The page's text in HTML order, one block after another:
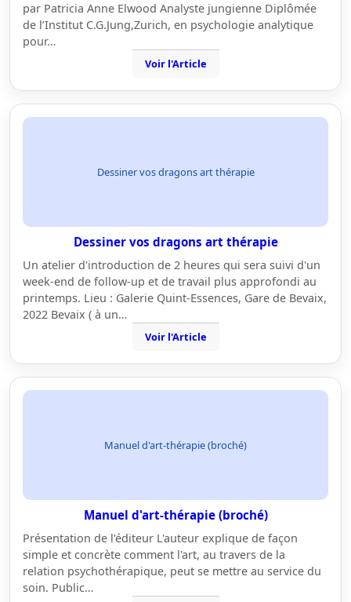
par Patricia Anne Elwood Analyste jungienne Diplômée
de l’Institut C.G.Jung,Zurich, en psychologie analytique
pour…
Voir l'Article
Dessiner vos dragons art thérapie
Dessiner vos dragons art thérapie
Un atelier d'introduction de 2 heures qui sera suivi d'un
week-end de follow-up et de travail plus approfondi au
printemps. Lieu : Galerie Quint-Essences, Gare de Bevaix,
2022 Bevaix ( à un…
Voir l'Article
Manuel d'art-thérapie (broché)
Manuel d'art-thérapie (broché)
Présentation de l'éditeur L'auteur explique de façon
simple et concrète comment l'art, au travers de la
relation psychothérapique, peut se mettre au service du
soin. Public…